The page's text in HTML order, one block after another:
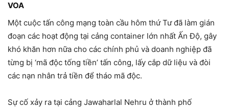
VOA
Một cuộc tấn công mạng toàn cầu hôm thứ Tư đã làm gián
đoạn các hoạt động tại cảng container lớn nhất Ấn Độ, gây
khó khăn hơn nữa cho các chính phủ và doanh nghiệp đã
từng bị ‘mã độc tống tiền’ tấn công, lấy cắp dữ liệu và đòi
các nạn nhân trả tiền để tháo mã độc.
Sự cố xảy ra tại cảng Jawaharlal Nehru ở thành phố